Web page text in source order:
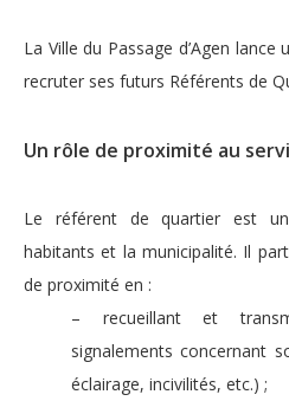
La Ville du Passage d’Agen
recruter ses futurs Référents de
Un rôle de proximité au
Le référent de quartier est
habitants et la municipalité. Il
de proximité en :
– recueillant et
signalements concernant
éclairage, incivilités, etc.) ;